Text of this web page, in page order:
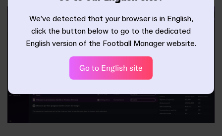
We’ve detected that your browser is in English,
click the button below to go to the dedicated
English version of the Football Manager website.
Go to English site